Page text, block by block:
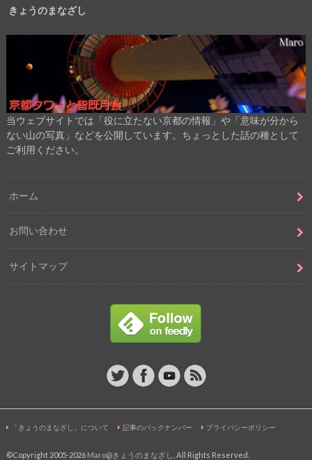
きょうのまなざし
当ウェブサイトでは「役に立たない京都の情報」や「意味が分から
ない山の写真」などを公開しています。ちょっとした話の種として
ご利用ください。
ホーム
お問い合わせ
サイトマップ
「きょうのまなざし」について 記事のバックナンバー プライバシーポリシー
©Copyright 2005-2026 Maro@きょうのまなざし , All Rights Reserved.